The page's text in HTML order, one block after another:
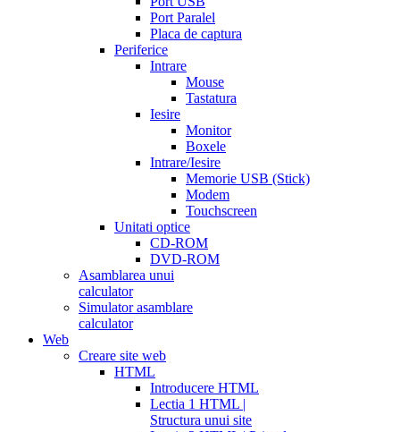
Port Paralel
Placa de captura
Periferice
Intrare
Mouse
Tastatura
Iesire
Monitor
Boxele
Intrare/Iesire
Memorie USB (Stick)
Modem
Touchscreen
Unitati optice
CD-ROM
DVD-ROM
Asamblarea unui
calculator
Simulator asamblare
calculator
Web
Creare site web
HTML
Introducere HTML
Lectia 1 HTML |
Structura unui site